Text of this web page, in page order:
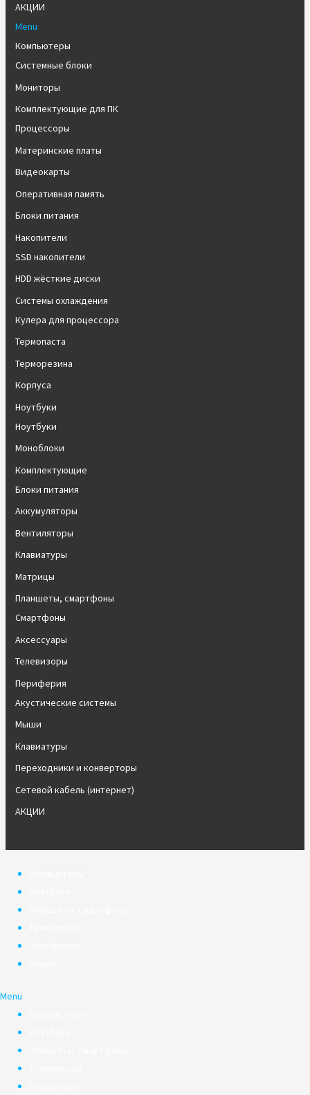
АКЦИИ
Menu
Компьютеры
Системные блоки
Мониторы
Комплектующие для ПК
Процессоры
Материнские платы
Видеокарты
Оперативная память
Блоки питания
Накопители
SSD накопители
HDD жёсткие диски
Системы охлаждения
Кулера для процессора
Термопаста
Терморезина
Корпуса
Ноутбуки
Ноутбуки
Моноблоки
Комплектующие
Блоки питания
Аккумуляторы
Вентиляторы
Клавиатуры
Матрицы
Планшеты, смартфоны
Смартфоны
Аксессуары
Телевизоры
Периферия
Акустические системы
Мыши
Клавиатуры
Переходники и конверторы
Сетевой кабель (интернет)
АКЦИИ
Menu